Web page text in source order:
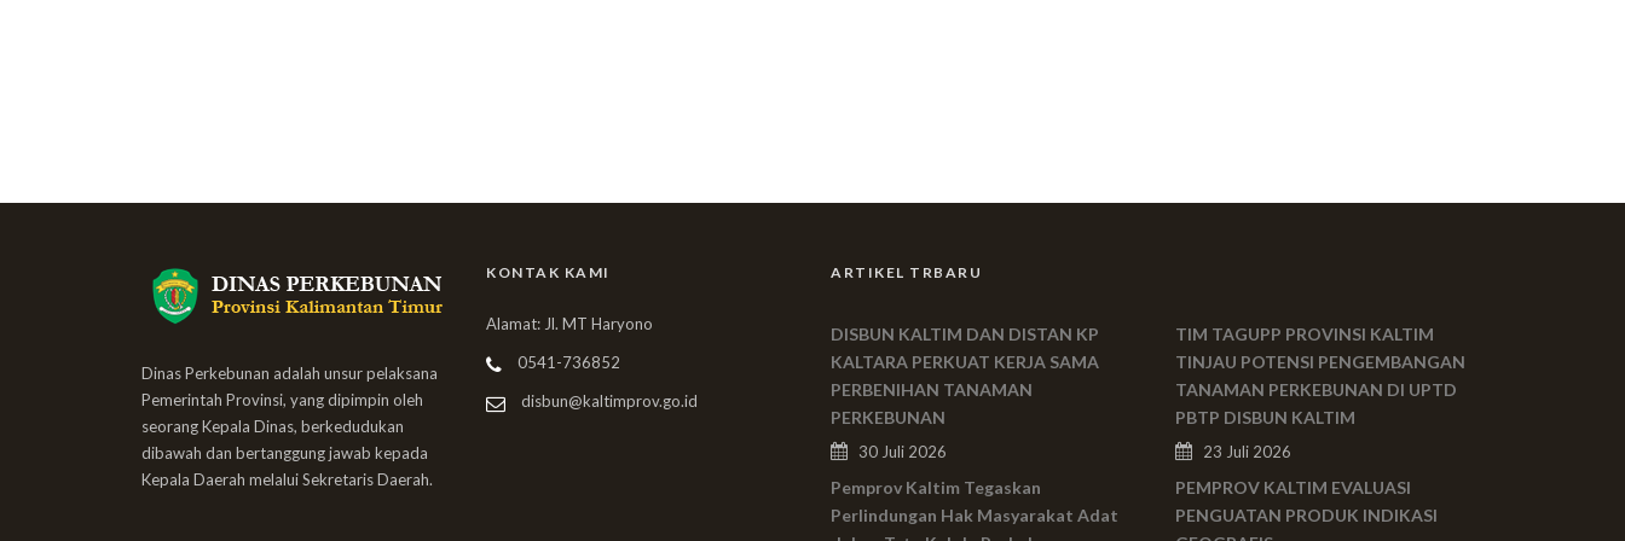
Dinas Perkebunan adalah unsur pelaksana
Pemerintah Provinsi, yang dipimpin oleh
seorang Kepala Dinas, berkedudukan
dibawah dan bertanggung jawab kepada
Kepala Daerah melalui Sekretaris Daerah.
KONTAK KAMI
Alamat: Jl. MT Haryono
0541-736852
disbun@kaltimprov.go.id
ARTIKEL TRBARU
DISBUN KALTIM DAN DISTAN KP
KALTARA PERKUAT KERJA SAMA
PERBENIHAN TANAMAN
PERKEBUNAN
30 Juli 2026
Pemprov Kaltim Tegaskan
Perlindungan Hak Masyarakat Adat
TIM TAGUPP PROVINSI KALTIM
TINJAU POTENSI PENGEMBANGAN
TANAMAN PERKEBUNAN DI UPTD
PBTP DISBUN KALTIM
23 Juli 2026
PEMPROV KALTIM EVALUASI
PENGUATAN PRODUK INDIKASI